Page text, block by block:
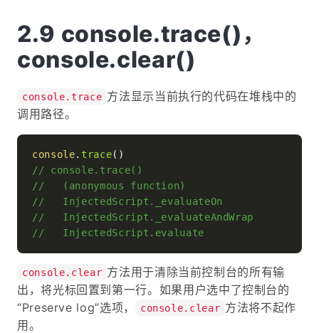
console.trace()，
console.clear()
console.trace 方法显示当前执行的代码在堆栈中的
调用路径。
console. trace
// console.trace()
//   (anonymous function)
//   InjectedScript._evaluateOn
//   InjectedScript._evaluateAndWrap
//   InjectedScript.evaluate
console.clear 方法用于清除当前控制台的所有输
出，将光标回置到第一行。如果用户选中了控制台的
“Preserve log”选项，
console.clear 方法将不起作
用。